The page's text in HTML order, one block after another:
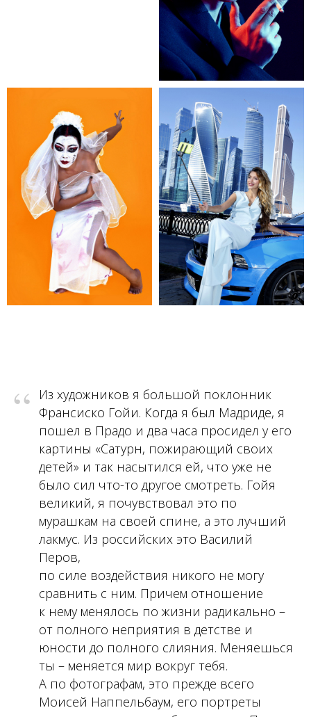
“
Из художников я большой поклонник
Франсиско Гойи. Когда я был Мадриде, я
пошел в Прадо и два часа просидел у его
картины «Сатурн, пожирающий своих
детей» и так насытился ей, что уже не
было сил что-то другое смотреть. Гойя
великий, я почувствовал это по
мурашкам на своей спине, а это лучший
лакмус. Из российских это Василий
Перов,
по силе воздействия никого не могу
сравнить с ним. Причем отношение
к нему менялось по жизни радикально –
от полного неприятия в детстве и
юности до полного слияния. Меняешься
ты – меняется мир вокруг тебя.
А по фотографам, это прежде всего
Моисей Наппельбаум, его портреты